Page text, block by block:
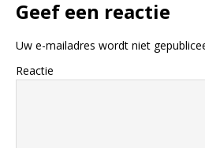
Geef een reactie
Uw e-mailadres wordt niet
Reactie